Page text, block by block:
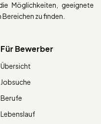
Möglichkeiten, geeignete
zu finden.
Für Bewerber
Übersicht
Jobsuche
Berufe
Lebenslauf